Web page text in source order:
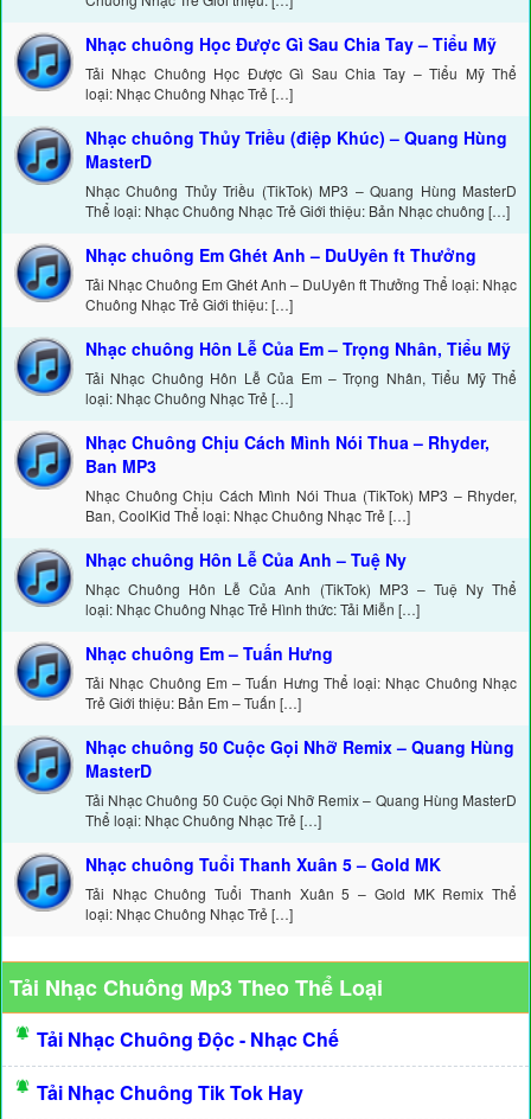
Nhạc chuông Học Được Gì Sau Chia Tay – Tiểu Mỹ
Tải Nhạc Chuông Học Được Gì Sau Chia Tay – Tiểu Mỹ Thể
loại: Nhạc Chuông Nhạc Trẻ […]
Nhạc chuông Thủy Triều (điệp Khúc) – Quang Hùng
MasterD
Nhạc Chuông Thủy Triều (TikTok) MP3 – Quang Hùng MasterD
Thể loại: Nhạc Chuông Nhạc Trẻ Giới thiệu: Bản Nhạc chuông […]
Nhạc chuông Em Ghét Anh – DuUyên ft Thưởng
Tải Nhạc Chuông Em Ghét Anh – DuUyên ft Thưởng Thể loại: Nhạc
Chuông Nhạc Trẻ Giới thiệu: […]
Nhạc chuông Hôn Lễ Của Em – Trọng Nhân, Tiểu Mỹ
Tải Nhạc Chuông Hôn Lễ Của Em – Trọng Nhân, Tiểu Mỹ Thể
loại: Nhạc Chuông Nhạc Trẻ […]
Nhạc Chuông Chịu Cách Mình Nói Thua – Rhyder,
Ban MP3
Nhạc Chuông Chịu Cách Mình Nói Thua (TikTok) MP3 – Rhyder,
Ban, CoolKid Thể loại: Nhạc Chuông Nhạc Trẻ […]
Nhạc chuông Hôn Lễ Của Anh – Tuệ Ny
Nhạc Chuông Hôn Lễ Của Anh (TikTok) MP3 – Tuệ Ny Thể
loại: Nhạc Chuông Nhạc Trẻ Hình thức: Tải Miễn […]
Nhạc chuông Em – Tuấn Hưng
Tải Nhạc Chuông Em – Tuấn Hưng Thể loại: Nhạc Chuông Nhạc
Trẻ Giới thiệu: Bản Em – Tuấn […]
Nhạc chuông 50 Cuộc Gọi Nhỡ Remix – Quang Hùng
MasterD
Tải Nhạc Chuông 50 Cuộc Gọi Nhỡ Remix – Quang Hùng MasterD
Thể loại: Nhạc Chuông Nhạc Trẻ […]
Nhạc chuông Tuổi Thanh Xuân 5 – Gold MK
Tải Nhạc Chuông Tuổi Thanh Xuân 5 – Gold MK Remix Thể
loại: Nhạc Chuông Nhạc Trẻ […]
Tải Nhạc Chuông Mp3 Theo Thể Loại
Tải Nhạc Chuông Độc - Nhạc Chế
Tải Nhạc Chuông Tik Tok Hay